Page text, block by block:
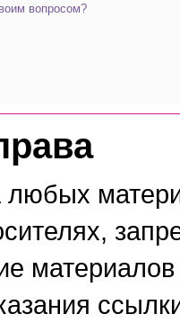
вопросом?
любых